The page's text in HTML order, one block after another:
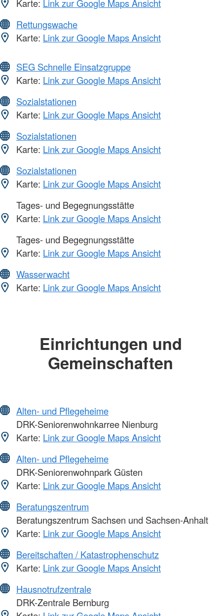
Karte: Link zur Google Maps Ansicht
Rettungswache
Karte: Link zur Google Maps Ansicht
SEG Schnelle Einsatzgruppe
Karte: Link zur Google Maps Ansicht
Sozialstationen
Karte: Link zur Google Maps Ansicht
Sozialstationen
Karte: Link zur Google Maps Ansicht
Sozialstationen
Karte: Link zur Google Maps Ansicht
Tages- und Begegnungsstätte
Karte: Link zur Google Maps Ansicht
Tages- und Begegnungsstätte
Karte: Link zur Google Maps Ansicht
Wasserwacht
Karte: Link zur Google Maps Ansicht
Einrichtungen und
Gemeinschaften
Alten- und Pflegeheime
DRK-Seniorenwohnkarree Nienburg
Karte: Link zur Google Maps Ansicht
Alten- und Pflegeheime
DRK-Seniorenwohnpark Güsten
Karte: Link zur Google Maps Ansicht
Beratungszentrum
Beratungszentrum Sachsen und Sachsen-Anhalt
Karte: Link zur Google Maps Ansicht
Bereitschaften / Katastrophenschutz
Karte: Link zur Google Maps Ansicht
Hausnotrufzentrale
DRK-Zentrale Bernburg